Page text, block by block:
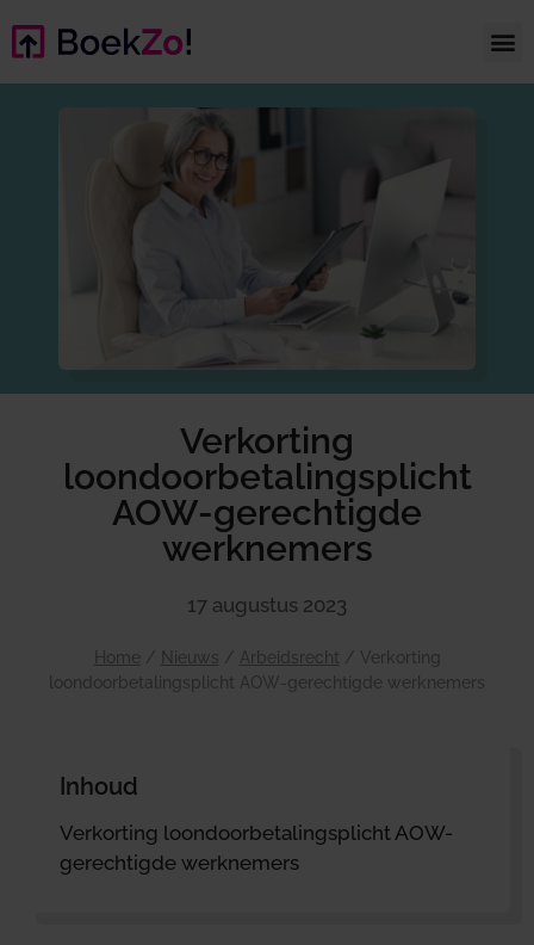
Verkorting
loondoorbetalingsplicht
AOW-gerechtigde
werknemers
17 augustus 2023
Home / Nieuws / Arbeidsrecht / Verkorting
loondoorbetalingsplicht AOW-gerechtigde werknemers
Inhoud
Verkorting loondoorbetalingsplicht AOW-
gerechtigde werknemers